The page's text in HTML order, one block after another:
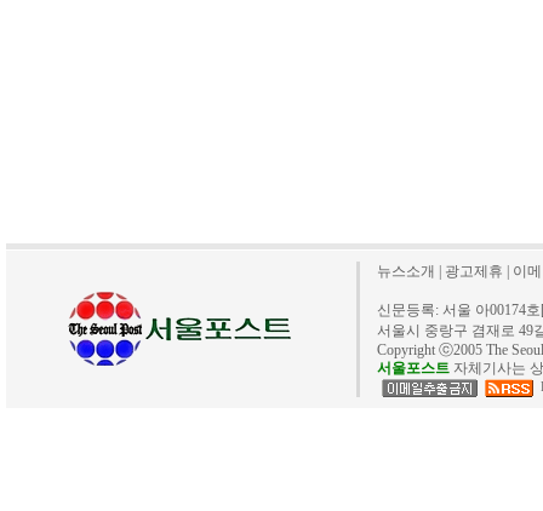
뉴스소개 광고제휴 이
신문등록: 서울 아00174
서울시 중랑구 겸재로 49
Copyright ⓒ2005 The
서울포스트 자체기사는